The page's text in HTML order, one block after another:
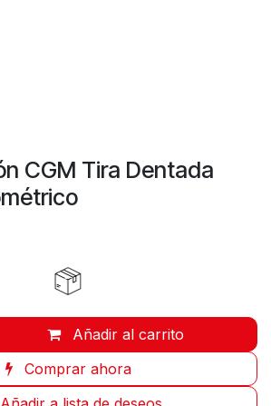
CGM Tira Dentada
Añadir al carrito
Comprar ahora